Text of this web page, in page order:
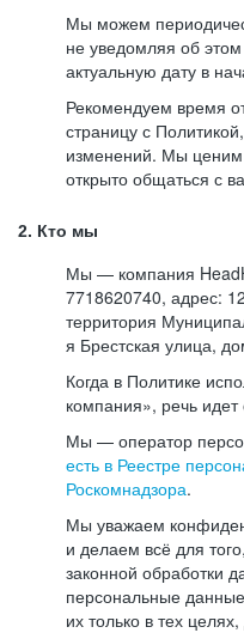
Мы можем
не уведомляя об
актуальную дату в
Рекомендуем время
страницу с
изменений. Мы
открыто общаться с
2. Кто мы
Мы — компания
7718620740, адрес:
территория
я Брестская улица,
Когда в Политике
компания», речь
Мы — оператор
есть в Реестре
Роскомнадзора.
Мы уважаем
и делаем всё для
законной обработки
персональные
их только в тех